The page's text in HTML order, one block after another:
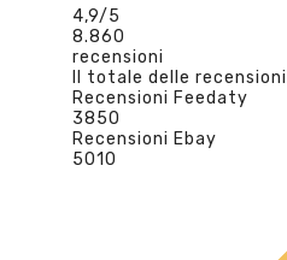
4,9/5
8.860
recensioni
Il totale delle
Recensioni Feedaty
3850
Recensioni Ebay
5010